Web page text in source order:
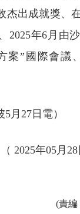
杰出成就獎、
2025年6月由
案”國際會議
5月27日電）
2025年05月28
(責編